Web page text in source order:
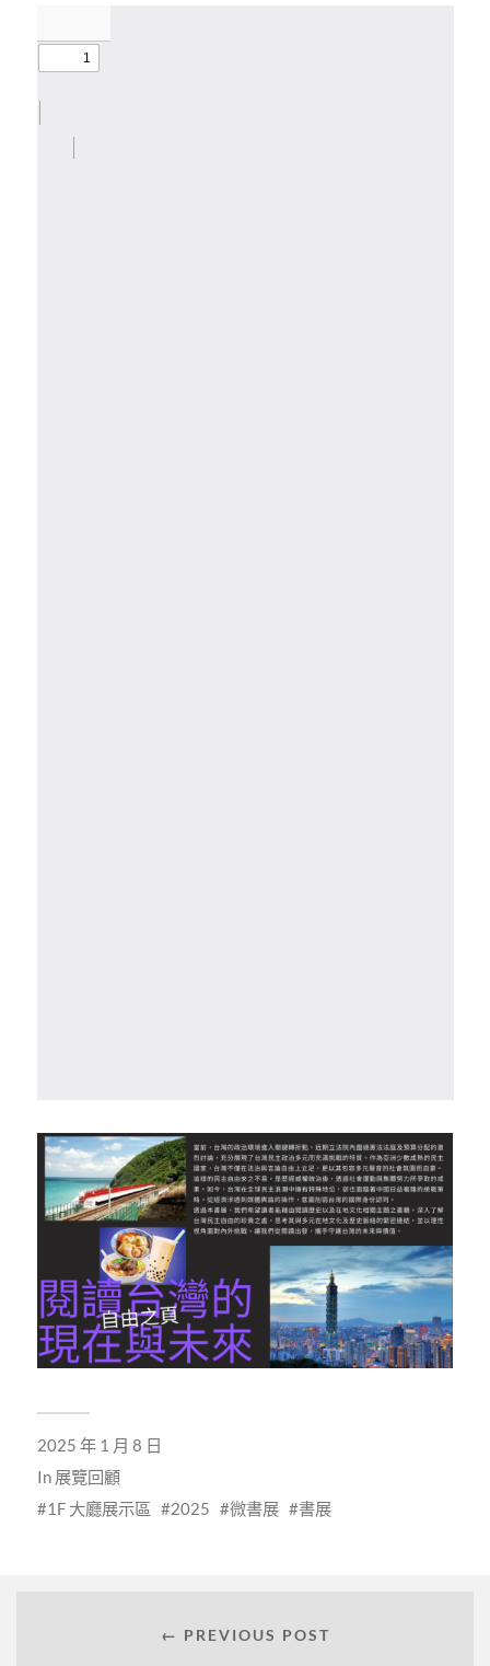
2025 年 1 月 8 日
In 展覽回顧
1F 大廳展示區
2025 微書展 書展
← PREVIOUS POST